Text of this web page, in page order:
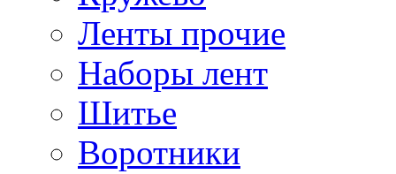
Ленты прочие
Наборы лент
Шитье
Воротники